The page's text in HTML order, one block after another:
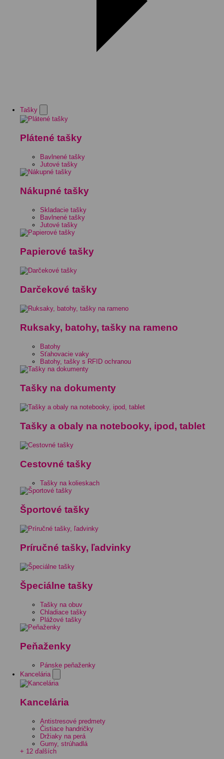
Tašky
Plátené tašky
Bavlnené tašky
Jutové tašky
Nákupné tašky
Skladacie tašky
Bavlnené tašky
Jutové tašky
Papierové tašky
Darčekové tašky
Ruksaky, batohy, tašky na rameno
Batohy
Sťahovacie vaky
Batohy, tašky s RFID ochranou
Tašky na dokumenty
Tašky a obaly na notebooky, ipod, tablet
Cestovné tašky
Tašky na kolieskach
Športové tašky
Príručné tašky, ľadvinky
Špeciálne tašky
Tašky na obuv
Chladiace tašky
Plážové tašky
Peňaženky
Pánske peňaženky
Kancelária
Kancelária
Antistresové predmety
Čistiace handričky
Držiaky na perá
Gumy, strúhadlá
+ 12 ďalších